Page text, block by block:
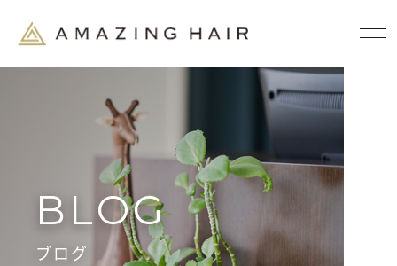
BLOG
ブログ